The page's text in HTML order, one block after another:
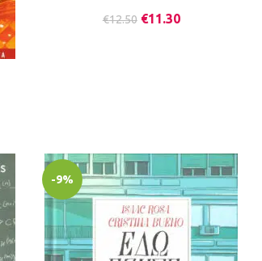
€12.50 €11.30
-9%